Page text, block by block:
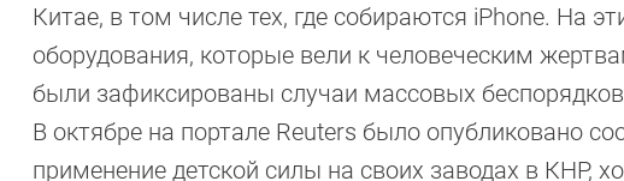
Китае, в том числе тех, где собираются iPhone. На
оборудования, которые вели к человеческим
были зафиксированы случаи массовых
В октябре на портале Reuters было опубликовано
применение детской силы на своих заводах в КНР,